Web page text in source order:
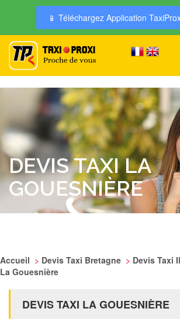
📱 Téléchargez Application
DEVIS TAXI LA
GOUESNIÈRE
Accueil > Devis Taxi Bretagne > Devis Taxi
La Gouesnière
DEVIS TAXI LA GOUESNIÈRE